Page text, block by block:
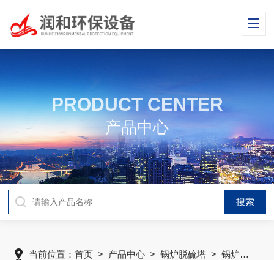
PRODUCT CENTER
产品中心
当前位置：首页 > 产品中心 >锅炉脱硫塔 >锅炉脱硫塔